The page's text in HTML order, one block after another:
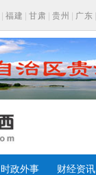
福建 甘肃 贵州 广东
时政外事 财经资讯